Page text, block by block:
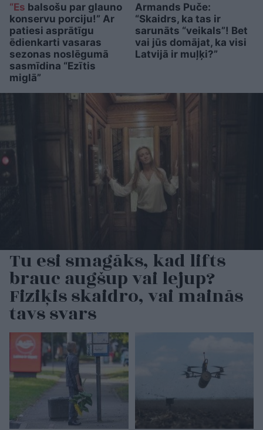
“Es balsošu par glauno
konservu porciju!” Ar
patiesi asprātīgu
ēdienkarti vasaras
sezonas noslēgumā
sasmīdina “Ezītis
miglā”
Armands Puče:
“Skaidrs, ka tas ir
sarunāts “veikals”! Bet
vai jūs domājat, ka visi
Latvijā ir muļķi?”
Tu esi smagāks, kad lifts
brauc augšup vai lejup?
Fiziķis skaidro, vai mainās
tavs svars